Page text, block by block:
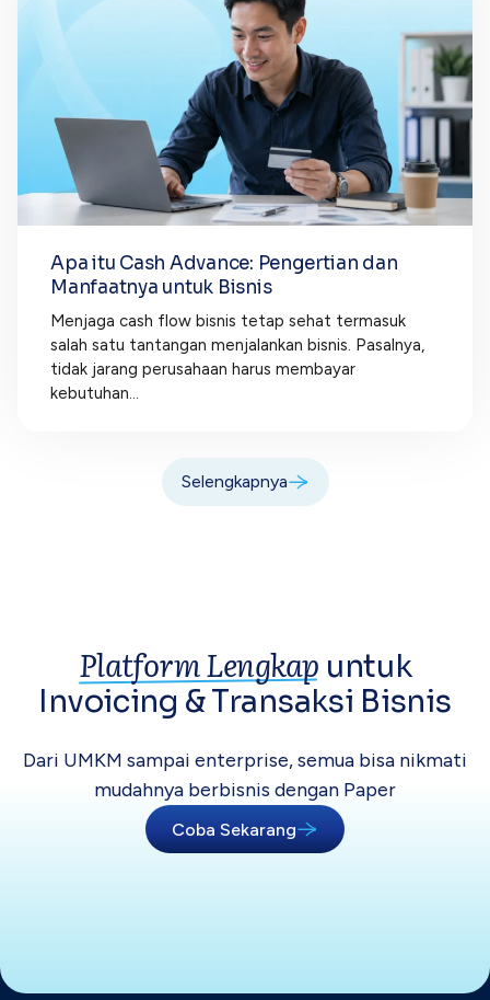
Apa itu Cash Advance: Pengertian dan
Manfaatnya untuk Bisnis
Menjaga cash flow bisnis tetap sehat termasuk
salah satu tantangan menjalankan bisnis. Pasalnya,
tidak jarang perusahaan harus membayar
kebutuhan...
Selengkapnya
Platform Lengkap untuk
Invoicing &Transaksi Bisnis
Dari UMKM sampai enterprise, semua bisa nikmati
mudahnya berbisnis dengan Paper
Coba Sekarang